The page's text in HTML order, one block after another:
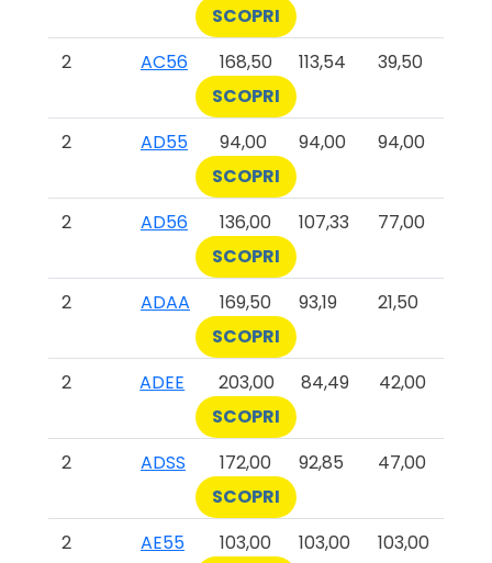
SCOPRI
2
AC56 168,50 113,54
39,50
SCOPRI
2
AD55 94,00 94,00
94,00
SCOPRI
2
AD56 136,00 107,33
77,00
SCOPRI
2
ADAA 169,50 93,19
21,50
SCOPRI
2
ADEE 203,00 84,49
42,00
SCOPRI
2
ADSS 172,00 92,85
47,00
SCOPRI
2
AE55 103,00 103,00
103,00